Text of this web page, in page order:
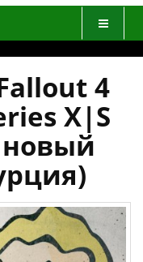
4
X|S
новый